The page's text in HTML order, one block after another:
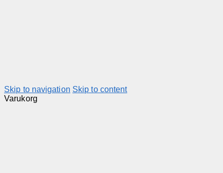
Skip to navigation Skip to content
Varukorg